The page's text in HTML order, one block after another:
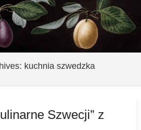
kuchnia szwedzka
Szwecji” z